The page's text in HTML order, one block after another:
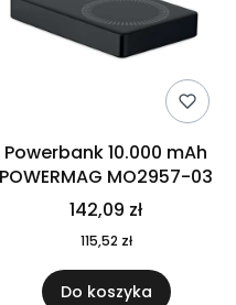
Powerbank 10.000 mAh
POWERMAG MO2957-03
142,09 zł
115,52 zł
Do koszyka